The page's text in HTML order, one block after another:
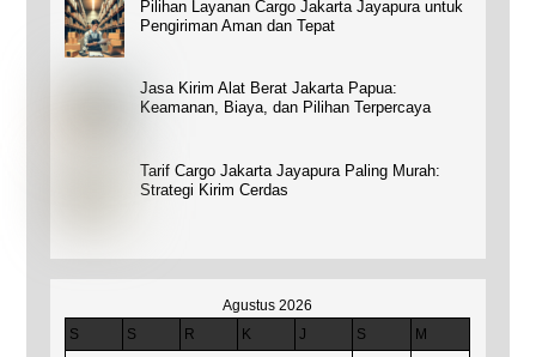
Pilihan Layanan Cargo Jakarta Jayapura untuk
Pengiriman Aman dan Tepat
Jasa Kirim Alat Berat Jakarta Papua:
Keamanan, Biaya, dan Pilihan Terpercaya
Tarif Cargo Jakarta Jayapura Paling Murah:
Strategi Kirim Cerdas
Agustus 2026
S
S R K J S
M